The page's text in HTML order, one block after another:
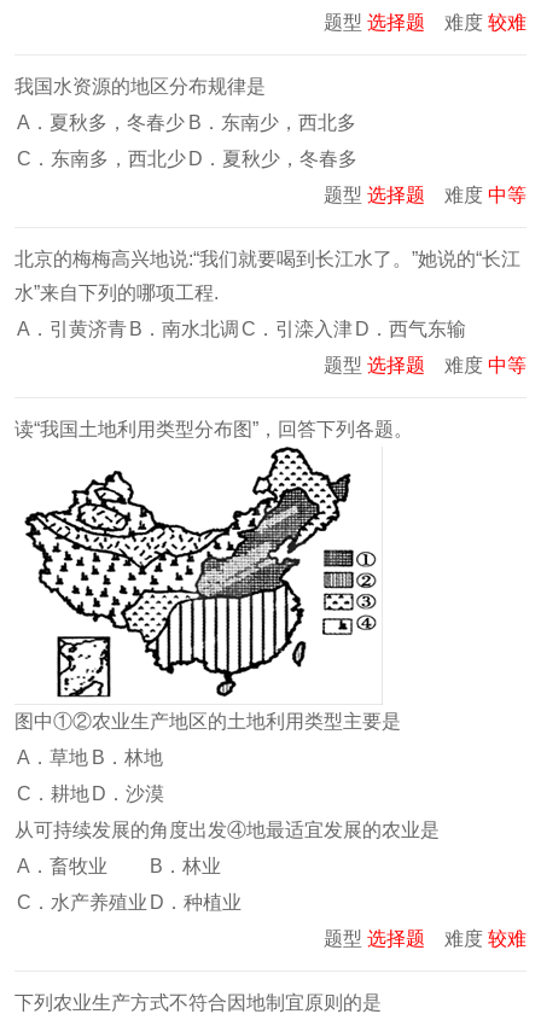
题型 选择题 难度 较难
我国水资源的地区分布规律是
A．夏秋多，冬春少 B．东南少，西北多
C．东南多，西北少 D．夏秋少，冬春多
题型 选择题 难度 中等
北京的梅梅高兴地说:“我们就要喝到长江水了。”她说的“长江
水”来自下列的哪项工程.
A．引黄济青 B．南水北调 C．引滦入津 D．西气东输
题型 选择题 难度 中等
读“我国土地利用类型分布图”，回答下列各题。
图中①②农业生产地区的土地利用类型主要是
A．草地 B．林地
C．耕地 D．沙漠
从可持续发展的角度出发④地最适宜发展的农业是
A．畜牧业
B．林业
C．水产养殖业 D．种植业
题型 选择题 难度 较难
下列农业生产方式不符合因地制宜原则的是